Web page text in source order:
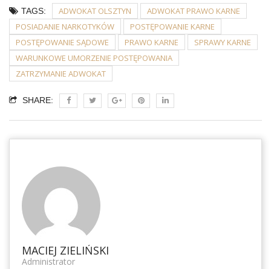
TAGS: ADWOKAT OLSZTYN
ADWOKAT PRAWO KARNE
POSIADANIE NARKOTYKÓW
POSTĘPOWANIE KARNE
POSTĘPOWANIE SĄDOWE
PRAWO KARNE
SPRAWY KARNE
WARUNKOWE UMORZENIE POSTĘPOWANIA
ZATRZYMANIE ADWOKAT
SHARE:
MACIEJ ZIELIŃSKI
Administrator